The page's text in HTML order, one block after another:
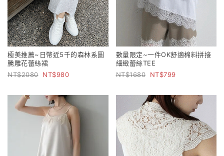
極美推薦~日幣近5千的森林系圖
騰雕花蕾絲裙
2080
980
數量限定~一件OK舒適棉料拼接
細緻蕾絲TEE
1680
799